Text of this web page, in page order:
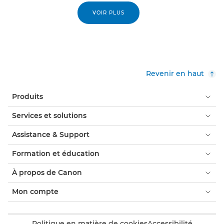
VOIR PLUS
Revenir en haut
Produits
Services et solutions
Assistance & Support
Formation et éducation
À propos de Canon
Mon compte